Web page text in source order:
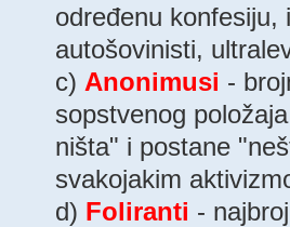
određenu konfesiju,
autošovinisti,
c) Anonimusi -
sopstvenog
ništa" i postane
svakojakim
d) Foliranti -